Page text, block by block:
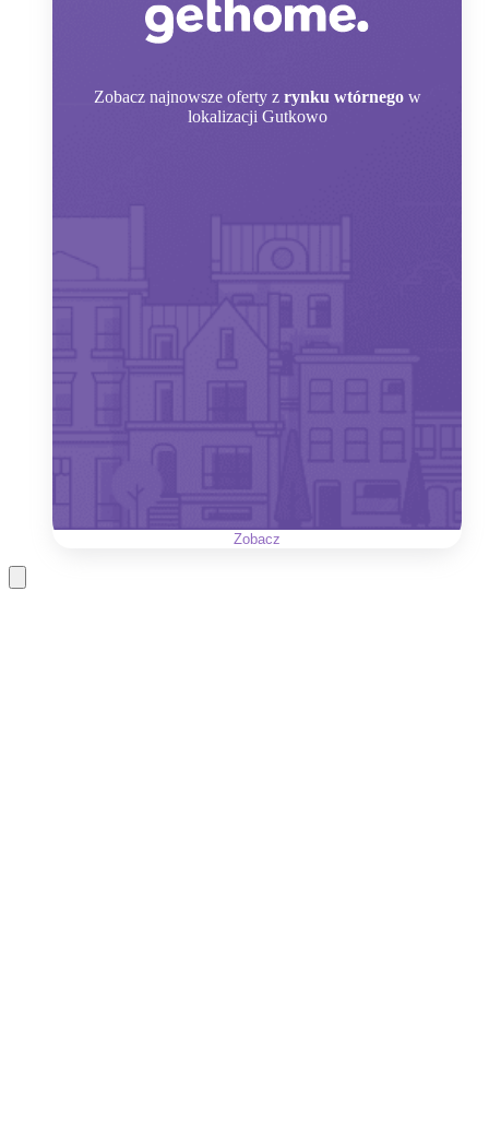
Zobacz najnowsze oferty z rynku wtórnego w
lokalizacji Gutkowo
Zobacz